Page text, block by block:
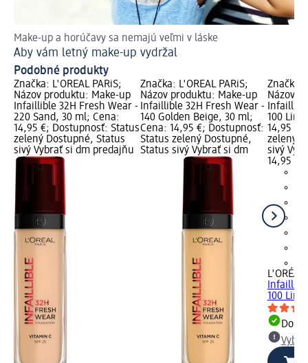
Make-up a horúčavy sa nemajú veľmi v láske
Aby vám letný make-up vydržal
Podobné produkty
Značka: L'ORÉAL PARiS;
Názov produktu: Make-up
Infaillible 32H Fresh Wear -
220 Sand, 30 ml; Cena:
14,95 €; Dostupnosť: Status
zelený Dostupné, Status
sivý Vybrať si dm predajňu
Značka: L'ORÉAL PARiS;
Názov produktu: Make-up
Infaillible 32H Fresh Wear -
140 Golden Beige, 30 ml;
Cena: 14,95 €; Dostupnosť:
Status zelený Dostupné,
Status sivý Vybrať si dm
Značka:
Názov
100
14,95 €;
zelený
sivý
14,95 €
L'ORÉAL
100